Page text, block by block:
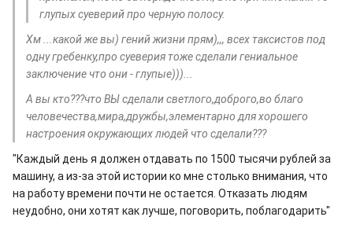
глупых суеверий про черную полосу.
Хм ...какой же вы) гений жизни прям),,, всех таксистов под
одну гребенку,про суеверия тоже сделали гениальное
заключение что они - глупые)))...
А вы кто???что ВЫ сделали светлого,доброго,во благо
человечества,мира,дружбы,элементарно для хорошего
настроения окружающих людей что сделали???
"Каждый день я должен отдавать по 1500 тысячи рублей за
машину, а из-за этой истории ко мне столько внимания, что
на работу времени почти не остается. Отказать людям
неудобно, они хотят как лучше, поговорить, поблагодарить"